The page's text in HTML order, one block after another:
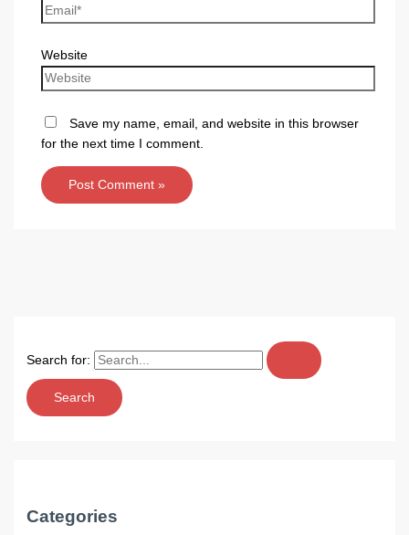
Website
Save my name, email, and website in this browser
for the next time I comment.
Search for:
Categories